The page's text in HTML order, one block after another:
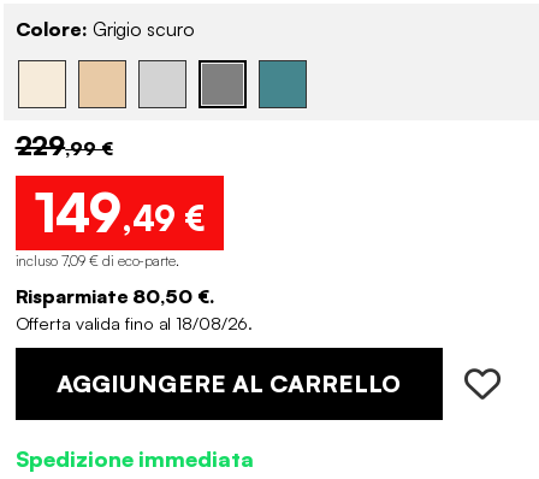
Colore: Grigio scuro
229,99 €
149,49 €
incluso 7,09 € di eco-parte.
Risparmiate 80,50 €.
Offerta valida fino al 18/08/26.
AGGIUNGERE AL CARRELLO
Spedizione immediata